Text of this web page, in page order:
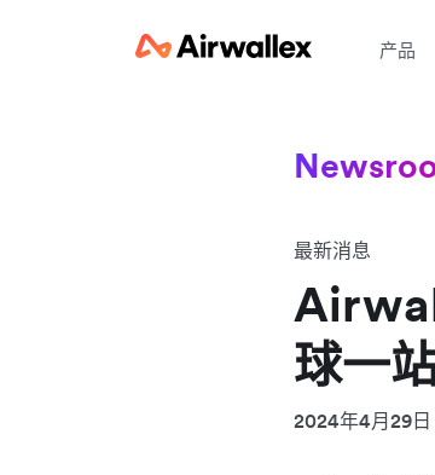
产品
最新消息
球一
2024年4月29日